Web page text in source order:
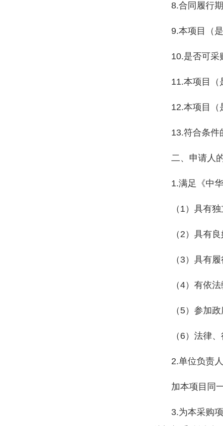
8.合同履行
9.本项目（
10.是否可采
11.本项目（
12.本项目（
13.符合条件
二、申请人
1.满足《中
（1）具有
（2）具有
（3）具有
（4）有依
（5）参加
（6）法律
2.单位负责
加本项目同
3.为本采购